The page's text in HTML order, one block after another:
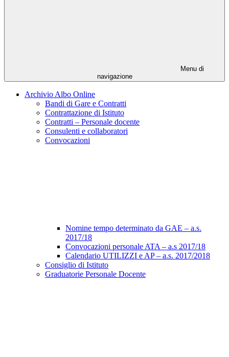
Menu di
navigazione
Archivio Albo Online
Bandi di Gare e Contratti
Contrattazione di Istituto
Contratti – Personale docente
Consulenti e collaboratori
Convocazioni
Nomine tempo determinato da GAE – a.s.
2017/18
Convocazioni personale ATA – a.s 2017/18
Calendario UTILIZZI e AP – a.s. 2017/2018
Consiglio di Istituto
Graduatorie Personale Docente